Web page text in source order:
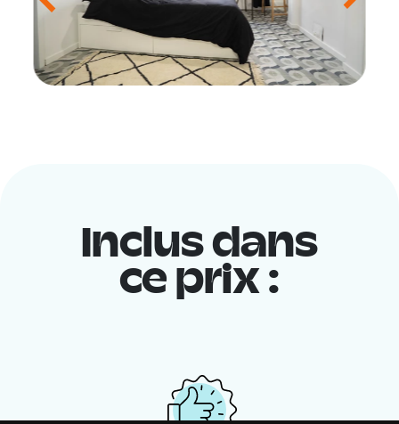
Inclus dans
ce prix :